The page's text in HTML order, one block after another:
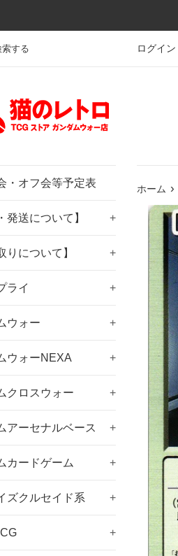
する ログイン
・オフ会等予定表
発送について】 +
りについて】 +
ライ +
ウォー +
ウォーNEXA +
クロスウォー +
アーセナルベース +
カードゲーム +
ズクルセイド系 +
+
ホーム ›